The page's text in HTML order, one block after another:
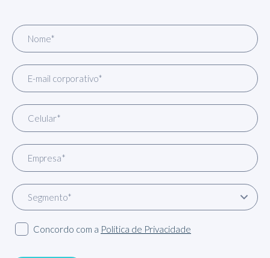
Concordo com a Política de Privacidade